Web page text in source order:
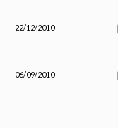
22/12/2010
06/09/2010